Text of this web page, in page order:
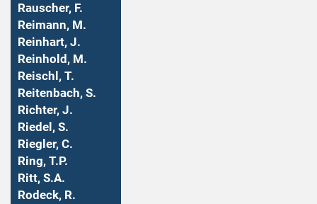
Rauscher, F.
Reimann, M.
Reinhart, J.
Reinhold, M.
Reischl, T.
Reitenbach, S.
Richter, J.
Riedel, S.
Riegler, C.
Ring, T.P.
Ritt, S.A.
Rodeck, R.